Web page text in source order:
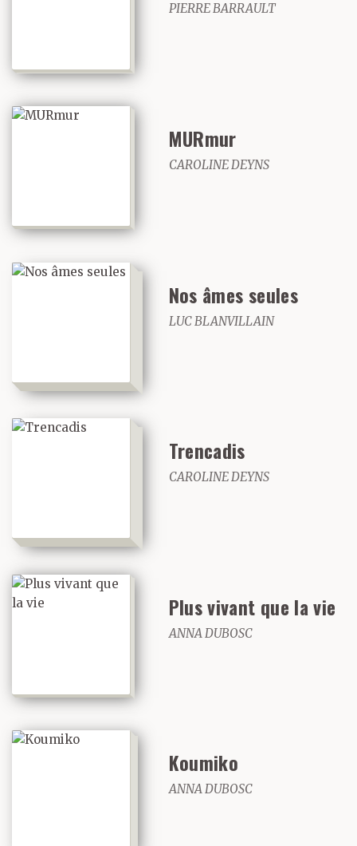
PIERRE BARRAULT
MURmur
CAROLINE DEYNS
Nos âmes seules
LUC BLANVILLAIN
Trencadis
CAROLINE DEYNS
Plus vivant que la vie
ANNA DUBOSC
Koumiko
ANNA DUBOSC